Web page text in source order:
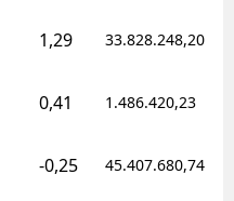
Kırklareli
1,29 33.828.248,20
0,41 1.486.420,23
-0,25 45.407.680,74